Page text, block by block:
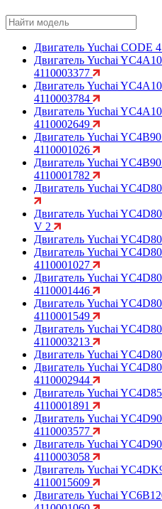
Двигатель Yuchai CODE
Двигатель Yuchai
4110003377
Двигатель Yuchai
4110003784
Двигатель Yuchai
4110002649
Двигатель Yuchai
4110001026
Двигатель Yuchai
4110001782
Двигатель Yuchai
Двигатель Yuchai
V 2
Двигатель Yuchai
Двигатель Yuchai
4110001027
Двигатель Yuchai
4110001446
Двигатель Yuchai
4110001549
Двигатель Yuchai
4110003213
Двигатель Yuchai
Двигатель Yuchai
4110002944
Двигатель Yuchai
4110001891
Двигатель Yuchai
4110003577
Двигатель Yuchai
4110003058
Двигатель Yuchai
4110015609
Двигатель Yuchai